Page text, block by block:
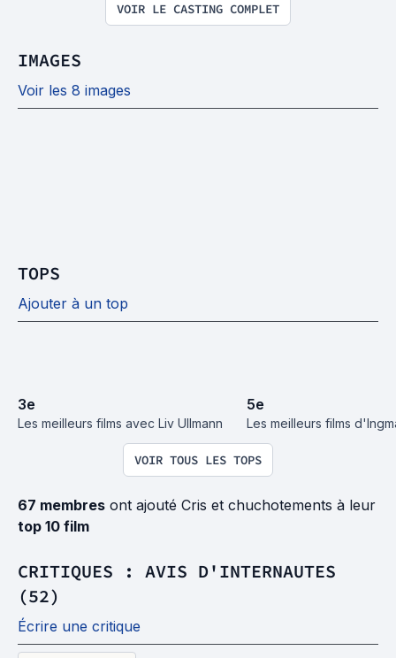
VOIR LE CASTING COMPLET
IMAGES
Voir les 8 images
TOPS
Ajouter à un top
3e
Les meilleurs films avec Liv Ullmann
5e
Les meilleurs films
VOIR TOUS LES TOPS
67 membres ont ajouté Cris et chuchotements à leur
top 10 film
CRITIQUES : AVIS D'INTERNAUTES
(52)
Écrire une critique